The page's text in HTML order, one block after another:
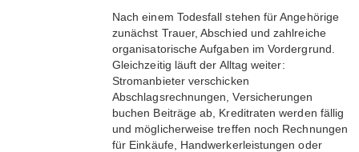
Nach einem Todesfall stehen für Angehörige
zunächst Trauer, Abschied und zahlreiche
organisatorische Aufgaben im Vordergrund.
Gleichzeitig läuft der Alltag weiter:
Stromanbieter verschicken
Abschlagsrechnungen, Versicherungen
buchen Beiträge ab, Kreditraten werden fällig
und möglicherweise treffen noch Rechnungen
für Einkäufe, Handwerkerleistungen oder